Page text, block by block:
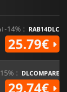
-14% : RAB14DLC
25.79€
: DLCOMPARE
29.74€